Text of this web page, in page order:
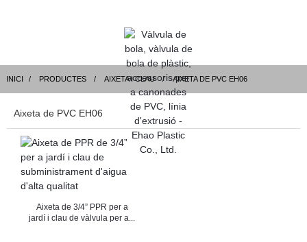
INICI PRODUCTES AIXETA I CLAU AIXETA DE PVC EH06
Aixeta de PVC EH06
Aixeta de 3/4” PPR per a
jardí i clau de vàlvula per a...